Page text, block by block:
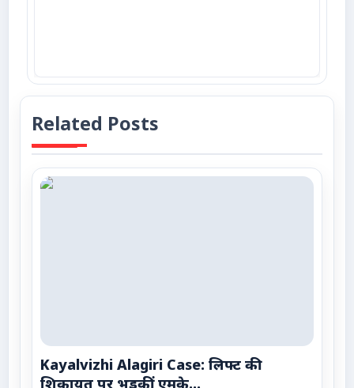
Related Posts
Kayalvizhi Alagiri Case: लिफ्ट की